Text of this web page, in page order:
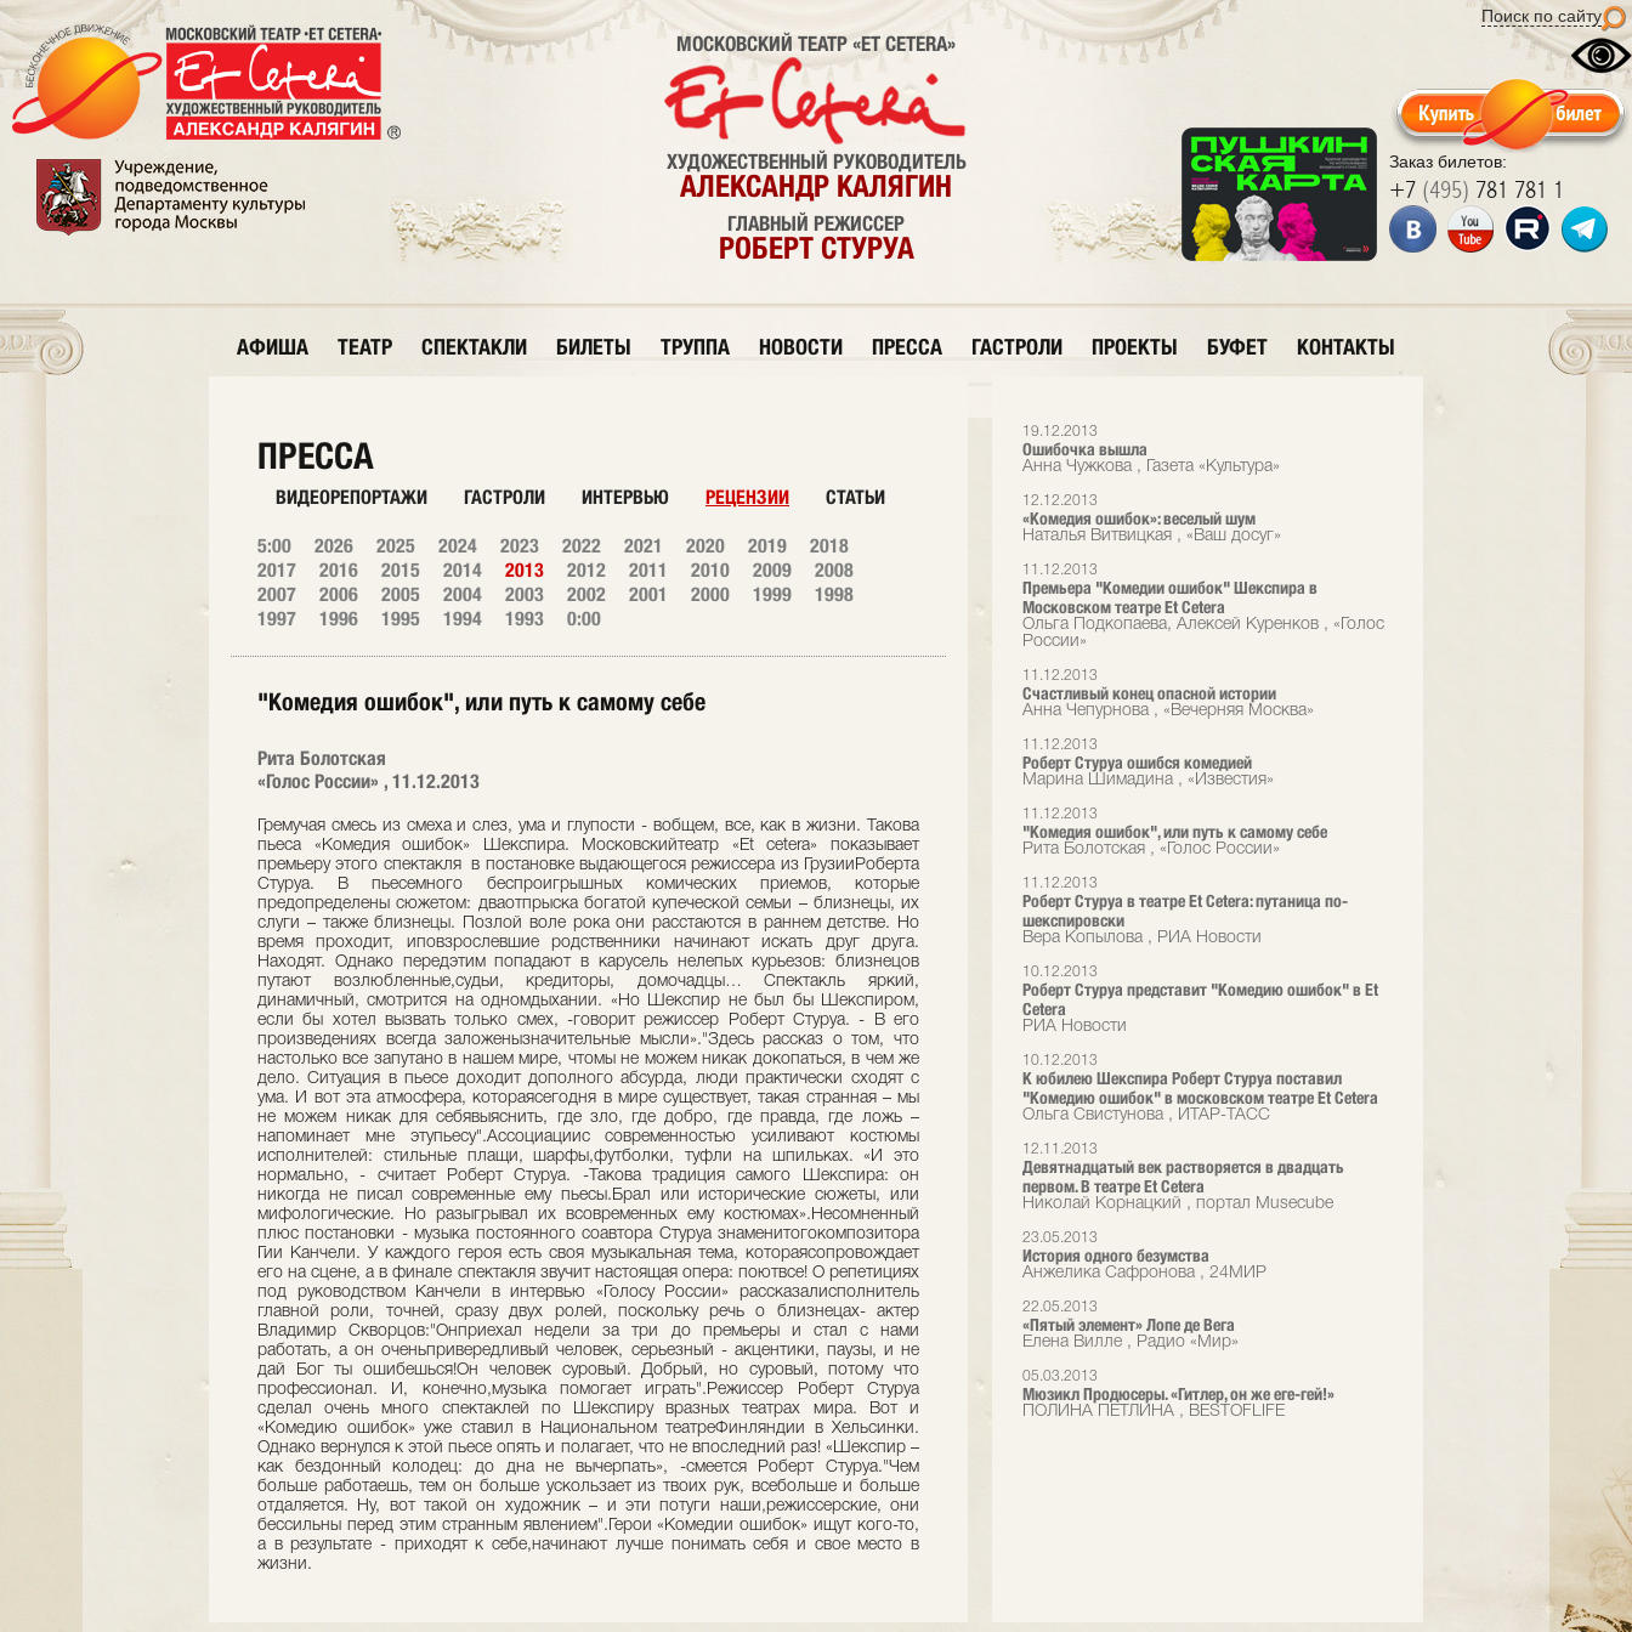
Поиск по сайту
Заказ билетов:
+7 (495) 781 781 1
МОСКОВСКИЙ ТЕАТР «ET CETERA»
ХУДОЖЕСТВЕННЫЙ РУКОВОДИТЕЛЬ
АЛЕКСАНДР КАЛЯГИН
ГЛАВНЫЙ РЕЖИССЕР
РОБЕРТ СТУРУА
АФИША ТЕАТР СПЕКТАКЛИ БИЛЕТЫ ТРУППА НОВОСТИ ПРЕССА ГАСТРОЛИ ПРОЕКТЫ БУФЕТ КОНТАКТЫ
19.12.2013
Ошибочка вышла
Анна Чужкова , Газета «Культура»
12.12.2013
«Комедия ошибок»: веселый шум
Наталья Витвицкая , «Ваш досуг»
11.12.2013
Премьера "Комедии ошибок" Шекспира в
Московском театре Et Cetera
Ольга Подкопаева, Алексей Куренков , «Голос
России»
11.12.2013
Счастливый конец опасной истории
Анна Чепурнова , «Вечерняя Москва»
11.12.2013
Роберт Стуруа ошибся комедией
Марина Шимадина , «Известия»
11.12.2013
"Комедия ошибок", или путь к самому себе
Рита Болотская , «Голос России»
11.12.2013
Роберт Стуруа в театре Et Cetera: путаница по-
шекспировски
Вера Копылова , РИА Новости
10.12.2013
Роберт Стуруа представит "Комедию ошибок" в Еt
Cetera
РИА Новости
10.12.2013
К юбилею Шекспира Роберт Стуруа поставил
"Комедию ошибок" в московском театре Et Cetera
Ольга Свистунова , ИТАР-ТАСС
12.11.2013
Девятнадцатый век растворяется в двадцать
первом. В театре Et Сetera
Николай Корнацкий , портал Musecube
23.05.2013
История одного безумства
Анжелика Сафронова , 24МИР
22.05.2013
«Пятый элемент» Лопе де Вега
Елена Вилле , Радио «Мир»
05.03.2013
Мюзикл Продюсеры. «Гитлер, он же еге-гей!»
ПОЛИНА ПЕТЛИНА , BESTOFLIFE
ПРЕССА
ВИДЕОРЕПОРТАЖИ ГАСТРОЛИ ИНТЕРВЬЮ РЕЦЕНЗИИ СТАТЬИ
5:00 2026 2025 2024 2023 2022 2021 2020 2019
2018
2017
2016 2015 2014 2013 2012 2011 2010 2009
2008
2007
2006 2005 2004 2003 2002 2001 2000 1999
1998
1997
1996 1995 1994 1993 0:00
"Комедия ошибок", или путь к самому себе
Рита Болотская
«Голос России» , 11.12.2013
Гремучая смесь из смеха и слез, ума и глупости - вобщем, все, как в жизни. Такова
пьеса «Комедия ошибок» Шекспира. Московскийтеатр «Et cetera» показывает
премьеру этого спектакля в постановке выдающегося режиссера из ГрузииРоберта
Стуруа. В пьесемного беспроигрышных комических приемов, которые
предопределены сюжетом: дваотпрыска богатой купеческой семьи – близнецы, их
слуги – также близнецы. Позлой воле рока они расстаются в раннем детстве. Но
время проходит, иповзрослевшие родственники начинают искать друг друга.
Находят. Однако передэтим попадают в карусель нелепых курьезов: близнецов
путают возлюбленные,судьи, кредиторы, домочадцы… Спектакль яркий,
динамичный, смотрится на одномдыхании. «Но Шекспир не был бы Шекспиром,
если бы хотел вызвать только смех, -говорит режиссер Роберт Стуруа. - В его
произведениях всегда заложенызначительные мысли»."Здесь рассказ о том, что
настолько все запутано в нашем мире, чтомы не можем никак докопаться, в чем же
дело. Ситуация в пьесе доходит дополного абсурда, люди практически сходят с
ума. И вот эта атмосфера, котораясегодня в мире существует, такая странная – мы
не можем никак для себявыяснить, где зло, где добро, где правда, где ложь –
напоминает мне этупьесу".Ассоциациис современностью усиливают костюмы
исполнителей: стильные плащи, шарфы,футболки, туфли на шпильках. «И это
нормально, - считает Роберт Стуруа. -Такова традиция самого Шекспира: он
никогда не писал современные ему пьесы.Брал или исторические сюжеты, или
мифологические. Но разыгрывал их всовременных ему костюмах».Несомненный
плюс постановки - музыка постоянного соавтора Стуруа знаменитогокомпозитора
Гии Канчели. У каждого героя есть своя музыкальная тема, котораясопровождает
его на сцене, а в финале спектакля звучит настоящая опера: поютвсе! О репетициях
под руководством Канчели в интервью «Голосу России» рассказалисполнитель
главной роли, точней, сразу двух ролей, поскольку речь о близнецах- актер
Владимир Скворцов:"Онприехал недели за три до премьеры и стал с нами
работать, а он оченьпривередливый человек, серьезный - акцентики, паузы, и не
дай Бог ты ошибешься!Он человек суровый. Добрый, но суровый, потому что
профессионал. И, конечно,музыка помогает играть".Режиссер Роберт Стуруа
сделал очень много спектаклей по Шекспиру вразных театрах мира. Вот и
«Комедию ошибок» уже ставил в Национальном театреФинляндии в Хельсинки.
Однако вернулся к этой пьесе опять и полагает, что не впоследний раз! «Шекспир –
как бездонный колодец: до дна не вычерпать», -смеется Роберт Стуруа."Чем
больше работаешь, тем он больше ускользает из твоих рук, всебольше и больше
отдаляется. Ну, вот такой он художник – и эти потуги наши,режиссерские, они
бессильны перед этим странным явлением".Герои «Комедии ошибок» ищут кого-то,
а в результате - приходят к себе,начинают лучше понимать себя и свое место в
жизни.